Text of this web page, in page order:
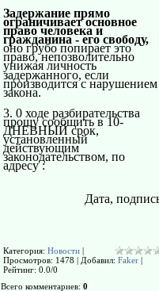
Задержание прямо
ограничивает основное
право человека и
гражданина - его свободу,
оно грубо попирает это
право, непозволительно
унижая личность
задержанного, если
производится с нарушением
закона.
3. 0 ходе разбирательства
прошу сообщить в 10-
ДНЕВНЫЙ срок,
установленный
действующим
законодательством, по
адресу :
Дата,
Категория: Новости |
Просмотров: 1478 | Добавил: Faker |
Рейтинг: 0.0/0
Всего комментариев: 0